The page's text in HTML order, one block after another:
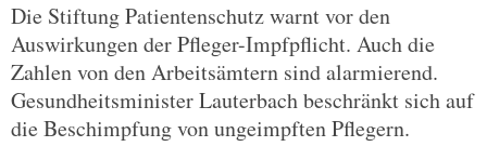
Die Stiftung Patientenschutz warnt vor den
Auswirkungen der Pfleger-Impfpflicht. Auch die
Zahlen von den Arbeitsämtern sind alarmierend.
Gesundheitsminister Lauterbach beschränkt sich auf
die Beschimpfung von ungeimpften Pflegern.